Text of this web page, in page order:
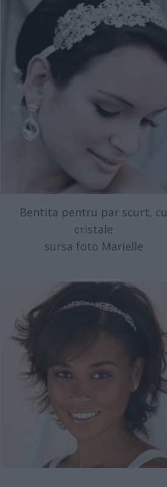
Bentita pentru par scurt, cu
cristale
sursa foto Marielle